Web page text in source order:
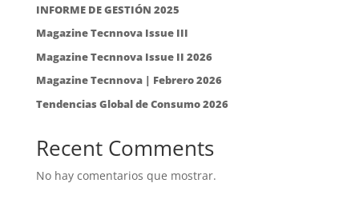
INFORME DE GESTIÓN 2025
Magazine Tecnnova Issue III
Magazine Tecnnova Issue II 2026
Magazine Tecnnova | Febrero 2026
Tendencias Global de Consumo 2026
Recent Comments
No hay comentarios que mostrar.